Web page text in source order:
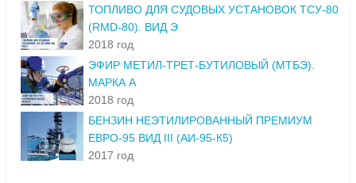
ТОПЛИВО ДЛЯ СУДОВЫХ УСТАНОВОК ТСУ-80
(RMD-80). ВИД Э
2018 год
ЭФИР МЕТИЛ-ТРЕТ-БУТИЛОВЫЙ (МТБЭ).
МАРКА А
2018 год
БЕНЗИН НЕЭТИЛИРОВАННЫЙ ПРЕМИУМ
ЕВРО-95 ВИД III (АИ-95-К5)
2017 год